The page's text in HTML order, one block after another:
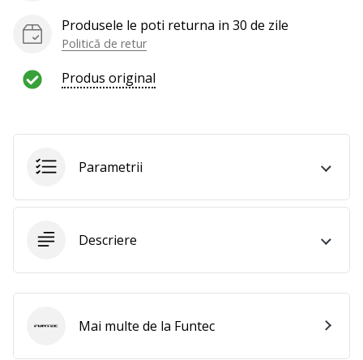
un
fan
al
voleiului
noi?
Alătură-
ca
Afiseaza
Produsele le poti returna in 30 de zile
Politică de retur
Produs original
Parametrii
Descriere
FuntecMai multe de la Funtec